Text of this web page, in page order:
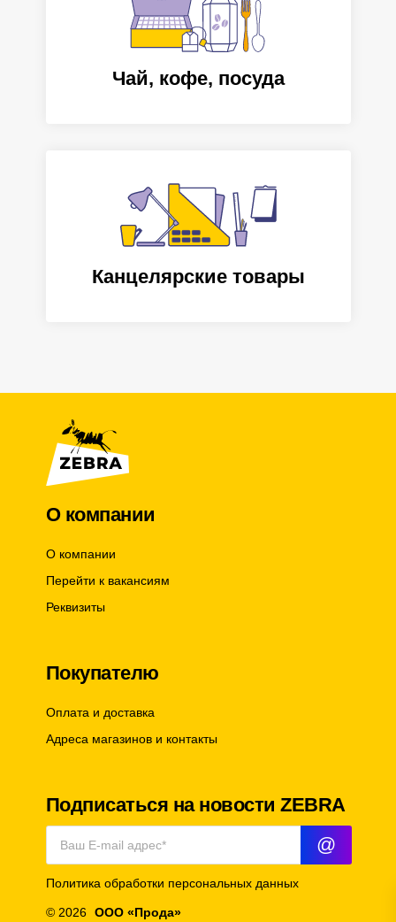
Чай, кофе, посуда
Канцелярские товары
О компании
О компании
Перейти к вакансиям
Реквизиты
Покупателю
Оплата и доставка
Адреса магазинов и контакты
Подписаться на новости ZEBRA
@
Политика обработки персональных данных
© 2026 ООО «Прода»